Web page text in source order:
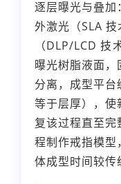
逐层曝光与叠
外激光（SLA
（DLP/LCD 技
曝光树脂液面
分离，成型平
等于层厚），
复该过程直至
程制作戒指模
体成型时间较传